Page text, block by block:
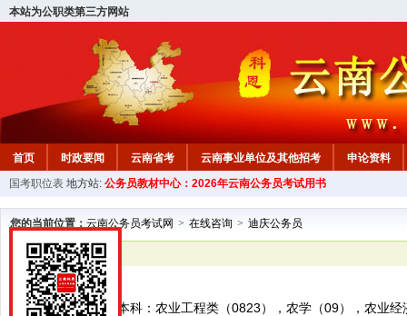
本站为公职类第三方网站
首页 时政要闻 云南省考 云南事业单位及其他招考
申论资料
国考职位表 地方站: 公务员教材中心：2026年云南公务员考试用书
您的当前位置： 云南公务员考试网 > 在线咨询 > 迪庆公务员
已解决
迪庆公务员
报考专业要求是 本科：农业工程类（0823），农学（09），农业